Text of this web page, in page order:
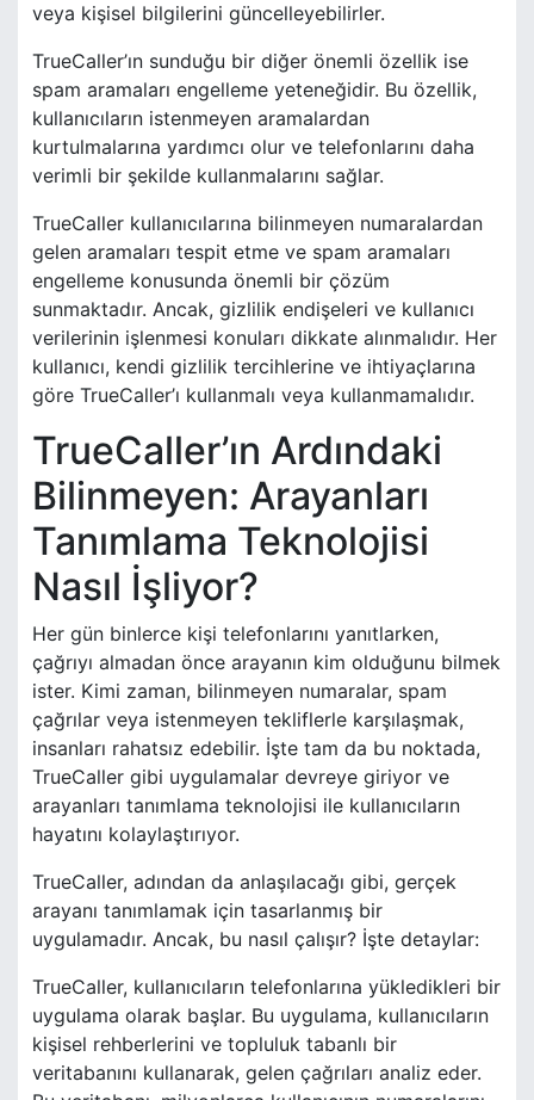
veya kişisel bilgilerini güncelleyebilirler.
TrueCaller’ın sunduğu bir diğer önemli özellik ise
spam aramaları engelleme yeteneğidir. Bu özellik,
kullanıcıların istenmeyen aramalardan
kurtulmalarına yardımcı olur ve telefonlarını daha
verimli bir şekilde kullanmalarını sağlar.
TrueCaller kullanıcılarına bilinmeyen numaralardan
gelen aramaları tespit etme ve spam aramaları
engelleme konusunda önemli bir çözüm
sunmaktadır. Ancak, gizlilik endişeleri ve kullanıcı
verilerinin işlenmesi konuları dikkate alınmalıdır. Her
kullanıcı, kendi gizlilik tercihlerine ve ihtiyaçlarına
göre TrueCaller’ı kullanmalı veya kullanmamalıdır.
TrueCaller’ın Ardındaki
Bilinmeyen: Arayanları
Tanımlama Teknolojisi
Nasıl İşliyor?
Her gün binlerce kişi telefonlarını yanıtlarken,
çağrıyı almadan önce arayanın kim olduğunu bilmek
ister. Kimi zaman, bilinmeyen numaralar, spam
çağrılar veya istenmeyen tekliflerle karşılaşmak,
insanları rahatsız edebilir. İşte tam da bu noktada,
TrueCaller gibi uygulamalar devreye giriyor ve
arayanları tanımlama teknolojisi ile kullanıcıların
hayatını kolaylaştırıyor.
TrueCaller, adından da anlaşılacağı gibi, gerçek
arayanı tanımlamak için tasarlanmış bir
uygulamadır. Ancak, bu nasıl çalışır? İşte detaylar:
TrueCaller, kullanıcıların telefonlarına yükledikleri bir
uygulama olarak başlar. Bu uygulama, kullanıcıların
kişisel rehberlerini ve topluluk tabanlı bir
veritabanını kullanarak, gelen çağrıları analiz eder.